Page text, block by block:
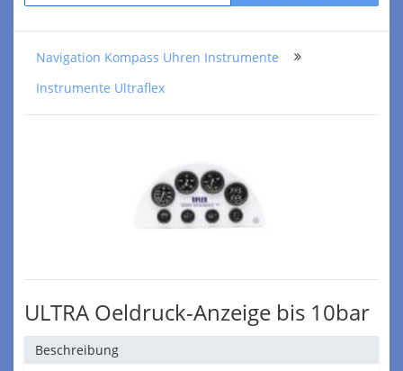
Navigation Kompass Uhren Instrumente
Instrumente Ultraflex
ULTRA Oeldruck-Anzeige bis 10bar
Beschreibung